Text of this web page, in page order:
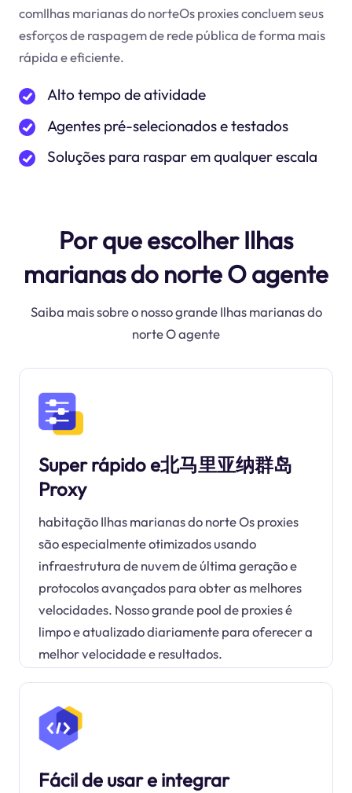
comIlhas marianas do norteOs proxies concluem seus
esforços de raspagem de rede pública de forma mais
rápida e eficiente.
Alto tempo de atividade
Agentes pré-selecionados e testados
Soluções para raspar em qualquer escala
Por que escolher Ilhas
marianas do norte O agente
Saiba mais sobre o nosso grande Ilhas marianas do
norte O agente
Super rápido e北马里亚纳群岛
Proxy
habitação Ilhas marianas do norte Os proxies
são especialmente otimizados usando
infraestrutura de nuvem de última geração e
protocolos avançados para obter as melhores
velocidades. Nosso grande pool de proxies é
limpo e atualizado diariamente para oferecer a
melhor velocidade e resultados.
Fácil de usar e integrar